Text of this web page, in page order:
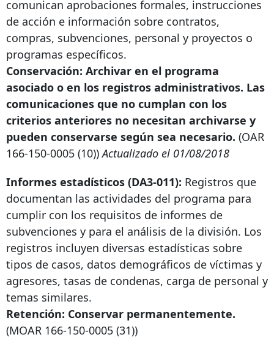
comunican aprobaciones formales, instrucciones
de acción e información sobre contratos,
compras, subvenciones, personal y proyectos o
programas específicos.
Conservación: Archivar en el programa
asociado o en los registros administrativos. Las
comunicaciones que no cumplan con los
criterios anteriores no necesitan archivarse y
pueden conservarse según sea necesario. (OAR
166-150-0005 (10))Actualizado el 01/08/2018
Informes estadísticos (DA3-011): Registros que
documentan las actividades del programa para
cumplir con los requisitos de informes de
subvenciones y para el análisis de la división. Los
registros incluyen diversas estadísticas sobre
tipos de casos, datos demográficos de víctimas y
agresores, tasas de condenas, carga de personal y
temas similares.
Retención: Conservar permanentemente.
(MOAR 166-150-0005 (31))